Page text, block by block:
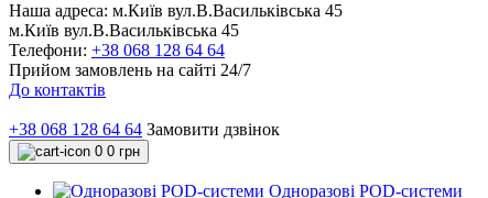
Наша адреса: м.Київ вул.В.Васильківська 45
м.Київ вул.В.Васильківська 45
Телефони: +38 068 128 64 64
Прийом замовлень на сайті 24/7
До контактів
+38 068 128 64 64 Замовити дзвінок
0 0 грн
Одноразові POD-системи